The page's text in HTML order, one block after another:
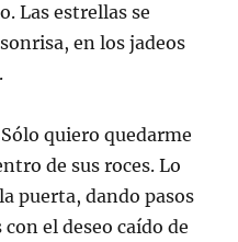
Las estrellas se
en los jadeos
quiero quedarme
de sus roces. Lo
puerta, dando pasos
el deseo caído de